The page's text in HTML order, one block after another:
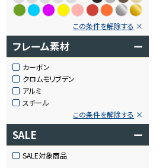
この条件を解除する
フレーム素材 ー
カーボン
クロムモリブデン
アルミ
スチール
この条件を解除する
SALE ー
SALE対象商品